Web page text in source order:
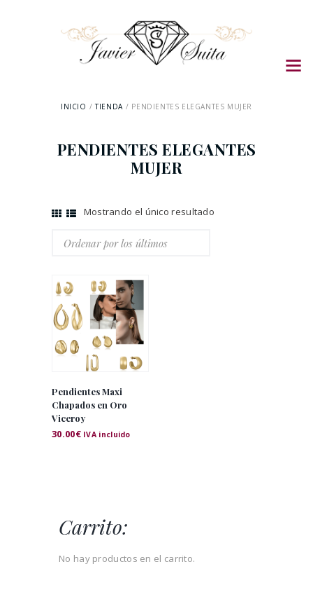
INICIO TIENDA PENDIENTES ELEGANTES MUJER
PENDIENTES ELEGANTES
MUJER
Mostrando el único resultado
Pendientes Maxi
Chapados en Oro
Viceroy
30.00€ IVA incluido
Carrito:
No hay productos en el carrito.